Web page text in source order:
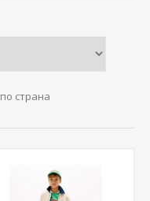
по страна